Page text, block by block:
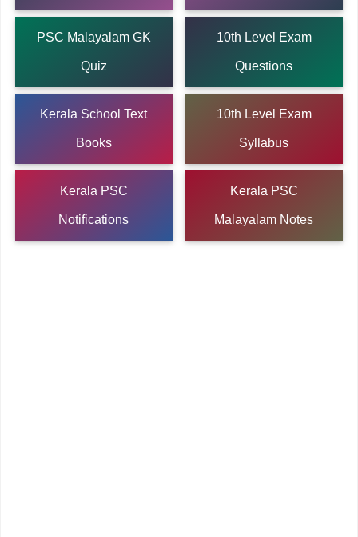
PSC Malayalam GK
Quiz
10th Level Exam
Questions
Kerala School Text
Books
10th Level Exam
Syllabus
Kerala PSC
Notifications
Kerala PSC
Malayalam Notes